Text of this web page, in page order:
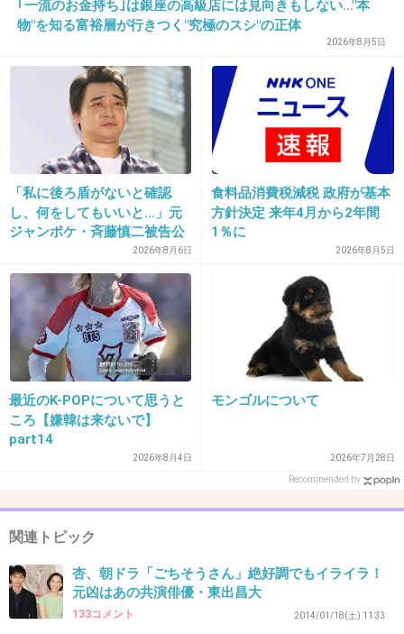
亀梨は違ったのか?
+6 -15
33. 匿名2014/01/09(木) 19:35:05
ちらっと朝ドラ見たけど、男の人演技下手すぎ
-54
2014/01/09(木) 19:37:17
これは…付き合ってると思うな〜
普通、違ったら否定するでしょ！
ごちそうさんもこの2人大好きだから、応援し
てます！！
35. 匿名2014/01/09(木) 19:43:52
ドラマ見てて、通天閣出てきて直ぐに「信じら
れないほどお似合いだ！」と思った。
｢一流のお金持ち｣は銀座の高級店には見向きもしない…"本
物"を知る富裕層が行きつく"究極のスシ"の正体
2026年8月5日
「私に後ろ盾がないと確認
し、何をしてもいいと…」元
ジャンポケ・斉藤慎二被告公
2026年8月6日
食料品消費税減税 政府が基本
方針決定 来年4月から2年間
1％に
2026年8月5日
最近のK-POPについて思うと
ころ【嫌韓は来ないで】
part14
2026年8月4日
モンゴルについて
2026年7月28日
Recommended by
関連トピック
杏、朝ドラ「ごちそうさん」絶好調でもイライラ！
元凶はあの共演俳優・東出昌大
133コメント 2014/01/18(土) 11:33